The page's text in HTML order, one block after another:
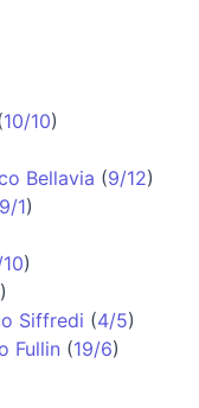
10/10)
Bellavia (9/12)
9/1)
)
)
Siffredi (4/5)
Fullin (19/6)